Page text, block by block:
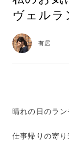
ヴェルラ
有居
晴れの日のラン
仕事帰りの寄り